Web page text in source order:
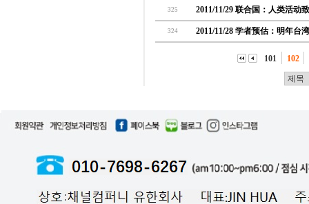
325 2011/11/29 联合国：人类活动
324 2011/11/28 学者预估：明年台
101 102